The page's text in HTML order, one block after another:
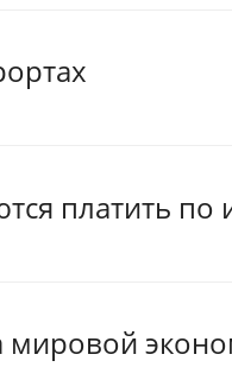
платить по
мировой